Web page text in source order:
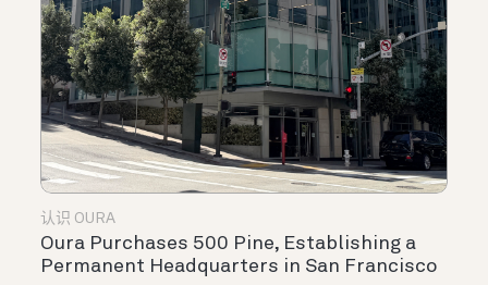
认识 OURA
Oura Purchases 500 Pine, Establishing a
Permanent Headquarters in San Francisco